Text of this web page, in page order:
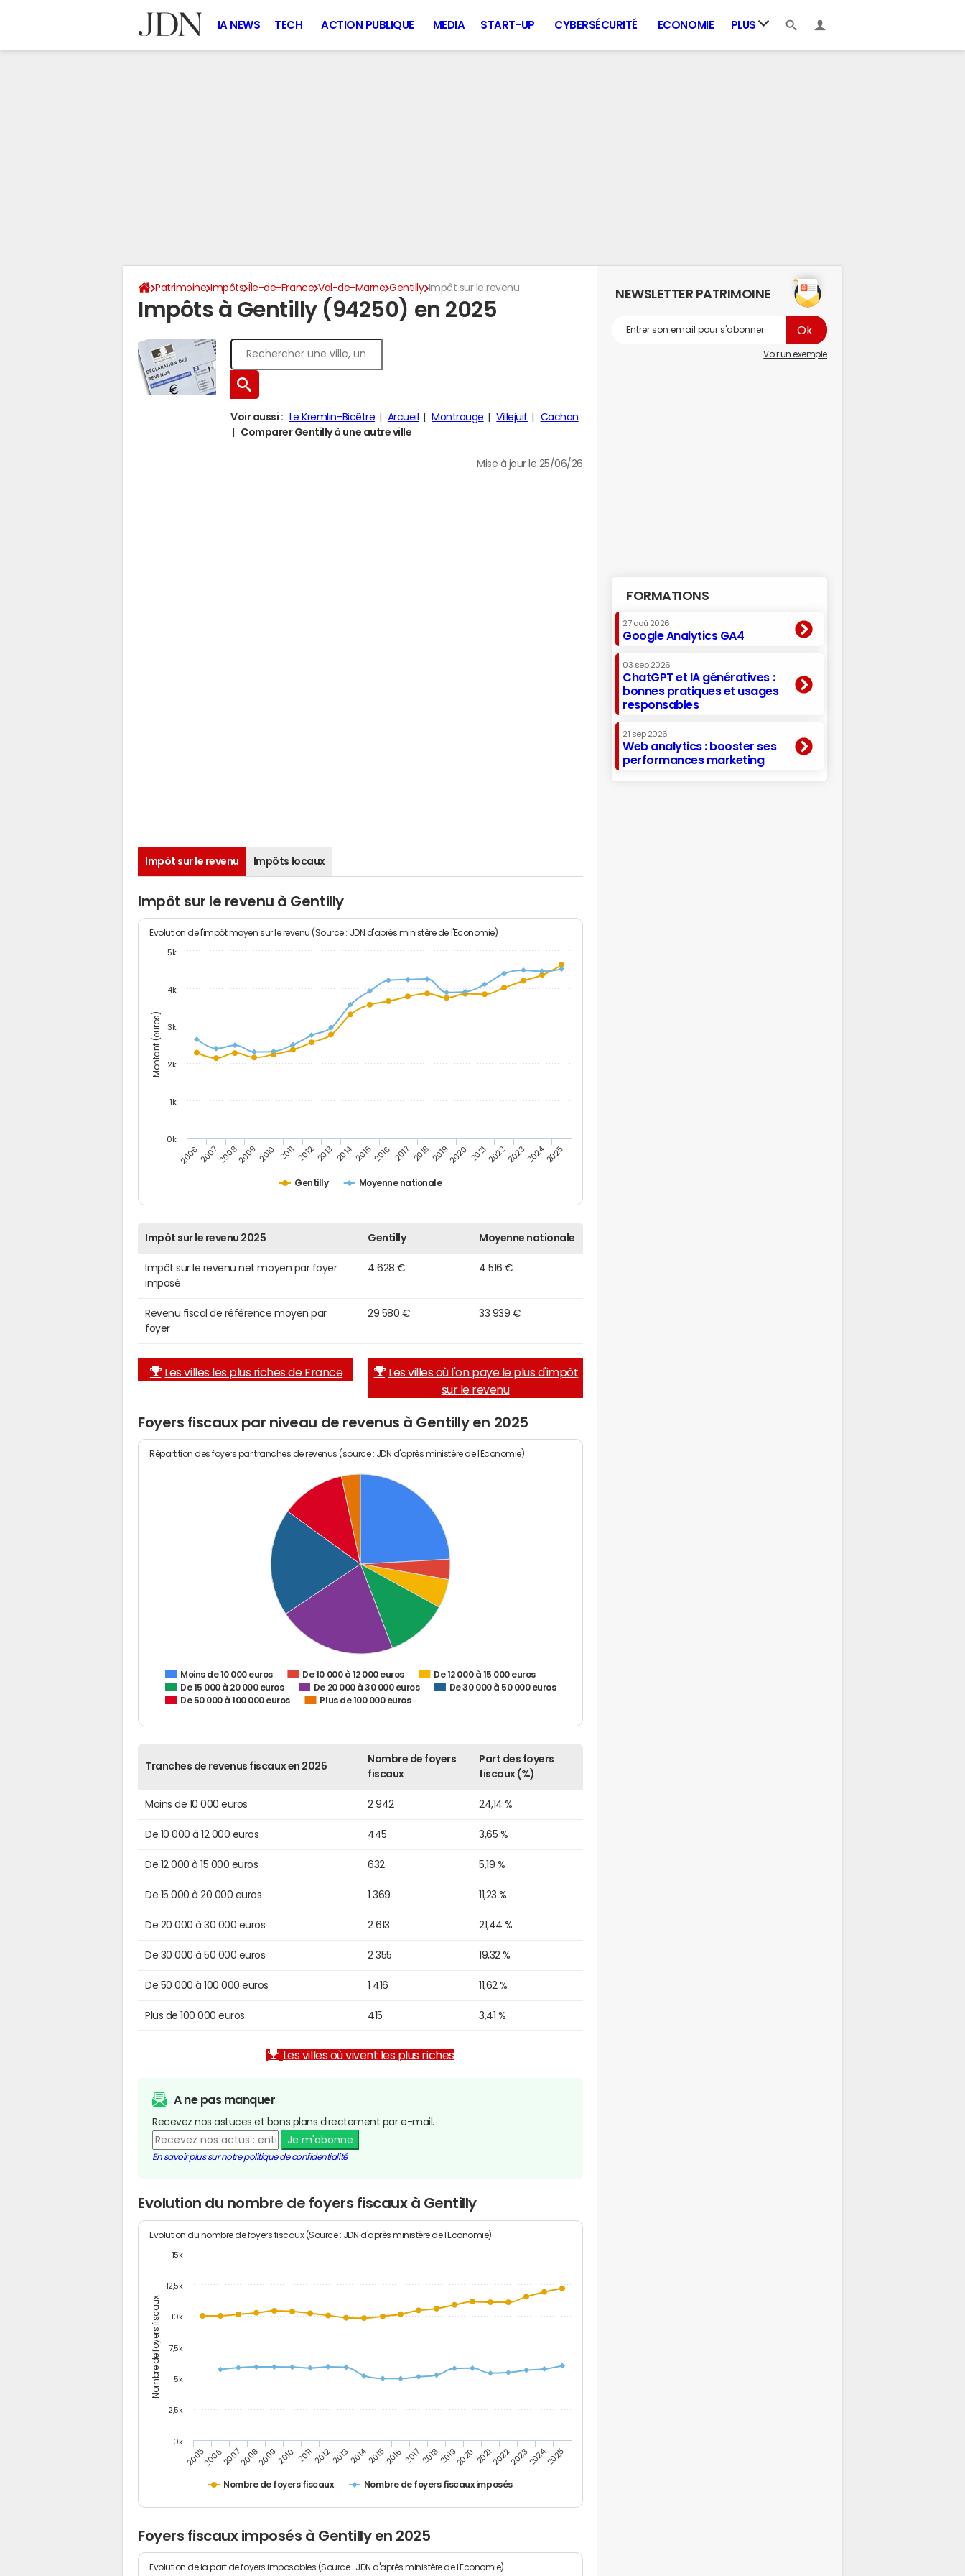
IA NEWS TECH ACTION PUBLIQUE MEDIA START-UP CYBERSÉCURITÉ ECONOMIE PLUS
Patrimoine Impôts Île-de-France Val-de-Marne Gentilly Impôt sur le revenu
Impôts à Gentilly (94250) en 2025
Voir aussi : Le Kremlin-Bicêtre Arcueil Montrouge Villejuif
Cachan
Comparer Gentilly à une autre ville
Mise à jour le 25/06/26
Impôt sur le revenu Impôts locaux
Impôt sur le revenu à Gentilly
Montant (euros)
Evolution de l'impôt moyen sur le revenu (Source : JDN d'après ministère de l'Economie)
Gentilly Moyenne nationale
20062007200820092010 2011 20122013 201420152016 2017 201820192020 20212022202320242025
0k
1k
2k
3k
4k
5k
Impôt sur le revenu 2025 Gentilly Moyenne nationale
Impôt sur le revenu net moyen par foyer
imposé
4 628 € 4 516 €
Revenu fiscal de référence moyen par
foyer
29 580 € 33 939 €
Les villes les plus riches de France
Les villes où l'on paye le plus d'impôt
sur le revenu
Foyers fiscaux par niveau de revenus à Gentilly en 2025
Répartition des foyers par tranches de revenus (source : JDN d'après ministère de l'Economie)
Moins de 10 000 euros De 10 000 à 12 000 euros
De 12 000 à 15 000 euros
De 15 000 à 20 000 euros
De 20 000 à 30 000 euros
De 30 000 à 50 000 euros
De 50 000 à 100 000 euros
Plus de 100 000 euros
Tranches de revenus fiscaux en 2025
Nombre de foyers
fiscaux
Part des foyers
fiscaux (%)
Moins de 10 000 euros 2 942 24,14 %
De 10 000 à 12 000 euros 445 3,65 %
De 12 000 à 15 000 euros 632 5,19 %
De 15 000 à 20 000 euros 1 369 11,23 %
De 20 000 à 30 000 euros 2 613 21,44 %
De 30 000 à 50 000 euros 2 355 19,32 %
De 50 000 à 100 000 euros 1 416 11,62 %
Plus de 100 000 euros 415 3,41 %
Les villes où vivent les plus riches
A ne pas manquer
Recevez nos astuces et bons plans directement par e-mail.
Je m'abonne
En savoir plus sur notre politique de confidentialité
Evolution du nombre de foyers fiscaux à Gentilly
Nombre de foyers fiscaux
Evolution du nombre de foyers fiscaux (Source : JDN d'après ministère de l'Economie)
Nombre de foyers fiscaux Nombre de foyers fiscaux imposés
200520062007200820092010 201120122013201420152016 2017 20182019202020212022202320242025
0k
2,5k
5k
7,5k
10k
12,5k
15k
Foyers fiscaux imposés à Gentilly en 2025
Evolution de la part de foyers imposables (Source : JDN d'après ministère de l'Economie)
NEWSLETTER PATRIMOINE
Voir un exemple
FORMATIONS
27 aoû 2026
Google Analytics GA4
03 sep 2026
ChatGPT et IA génératives :
bonnes pratiques et usages
responsables
21 sep 2026
Web analytics : booster ses
performances marketing